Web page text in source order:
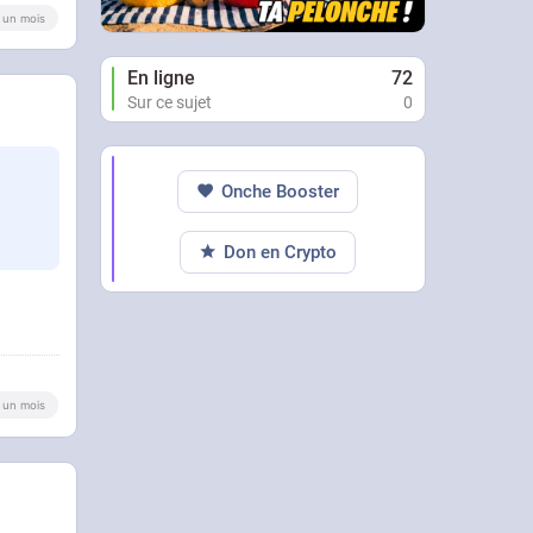
un mois
un mois
En ligne 72
Sur ce sujet 0
Onche Booster
Don en Crypto